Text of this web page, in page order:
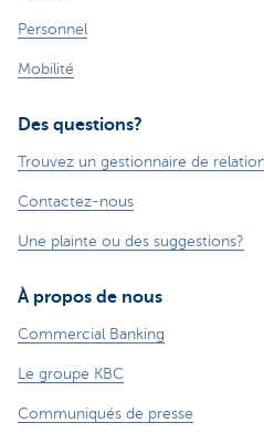
Personnel
Mobilité
Des questions?
Trouvez un gestionnaire de
Contactez-nous
Une plainte ou des suggestions?
À propos de nous
Commercial Banking
Le groupe KBC
Communiqués de presse